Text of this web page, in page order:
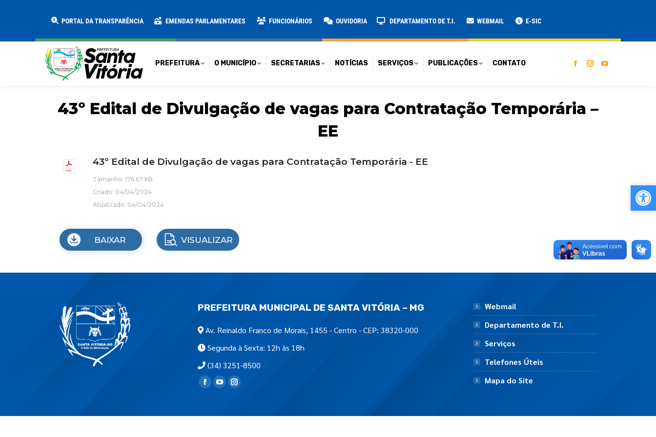
PORTAL DA TRANSPARÊNCIA EMENDAS PARLAMENTARES FUNCIONÁRIOS OUVIDORIA DEPARTAMENTO DE T.I. WEBMAIL E-SIC
PREFEITURA O MUNICÍPIO SECRETARIAS NOTÍCIAS SERVIÇOS PUBLICAÇÕES CONTATO
43º Edital de Divulgação de vagas para Contratação Temporária –
EE
43º Edital de Divulgação de vagas para Contratação Temporária - EE
Tamanho: 176.67 KB
Criado: 04/04/2024
Atualizado: 04/04/2024
BAIXAR VISUALIZAR
PREFEITURA MUNICIPAL DE SANTA VITÓRIA – MG
Av. Reinaldo Franco de Morais, 1455 - Centro - CEP: 38320-000
Segunda à Sexta: 12h às 18h
(34) 3251-8500
Encontre-nos em:
Webmail
Departamento de T.I.
Serviços
Telefones Úteis
Mapa do Site